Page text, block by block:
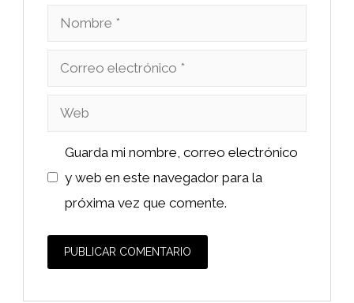
Nombre
Correo
Web
Guarda mi nombre, correo electrónico
y web en este navegador para la
próxima vez que comente.